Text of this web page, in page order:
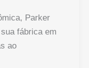
Parker
fábrica em
ao